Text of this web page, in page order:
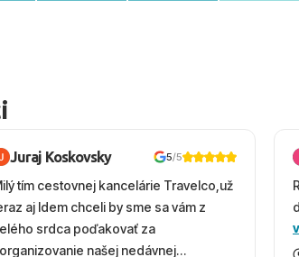
Juraj Koskovsky 5/5
tím cestovnej kancelárie Travelco,už
aj Idem chceli by sme sa vám z
srdca poďakovať za
našej nedávnej